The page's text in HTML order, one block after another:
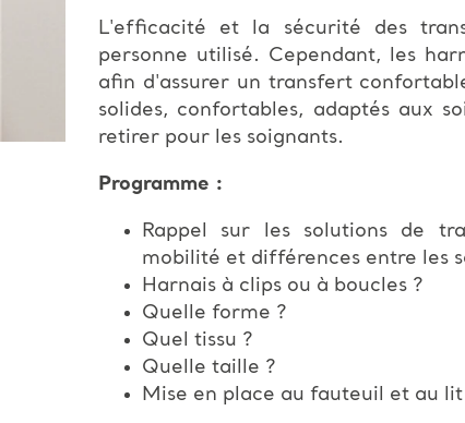
L'efficacité et la sécurité des
personne utilisé. Cependant, les
afin d'assurer un transfert
solides, confortables, adaptés aux
retirer pour les soignants.
Programme :
Rappel sur les solutions de
mobilité et différences entre les
Harnais à clips ou à boucles ?
Quelle forme ?
Quel tissu ?
Quelle taille ?
Mise en place au fauteuil et au lit